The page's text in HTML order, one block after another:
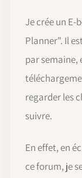
Je crée un
Planner". Il
par semaine,
regarder les
suivre.
En effet, en
ce forum, je